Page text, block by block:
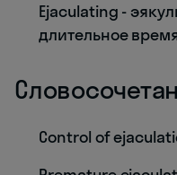
Ejaculating -
длительное
Control of